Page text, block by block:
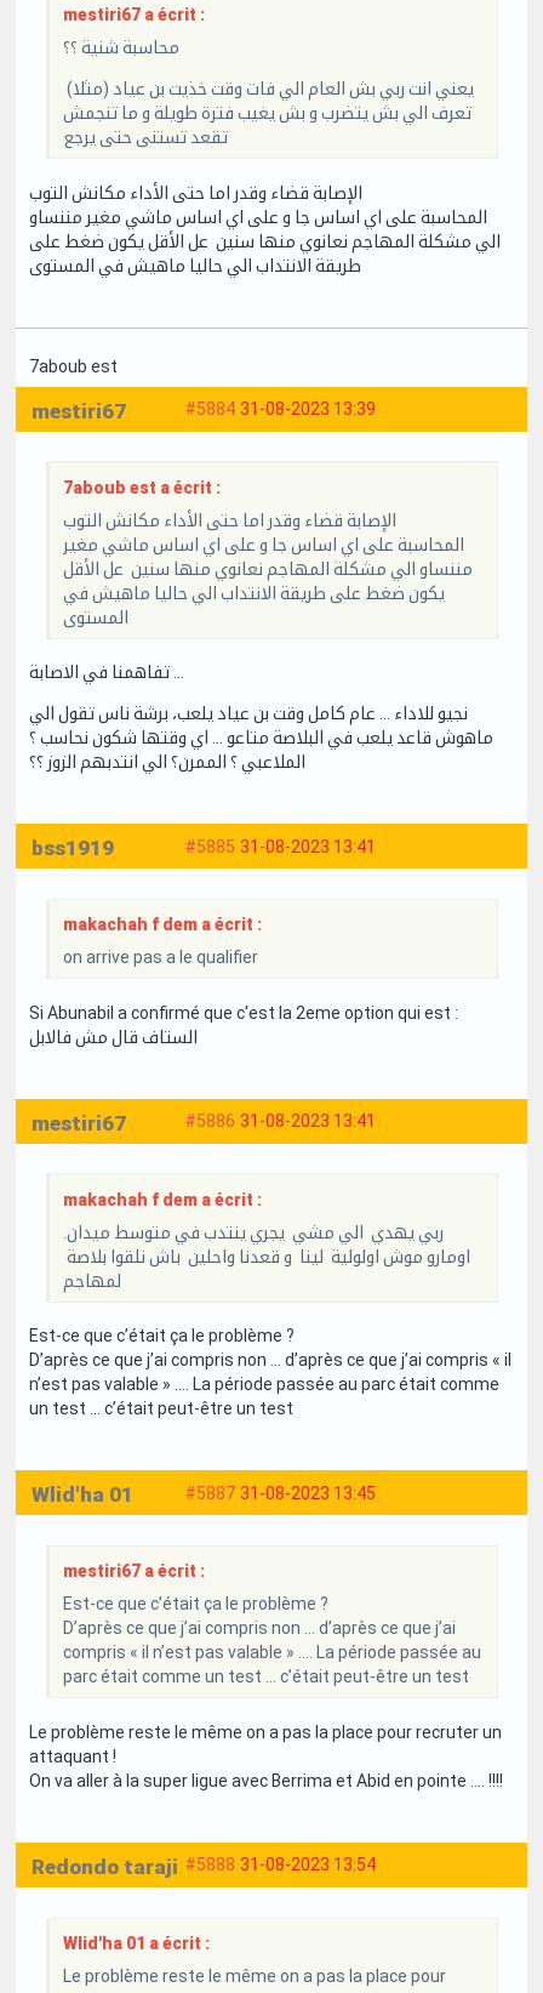
mestiri67 a écrit :
محاسبة شنية ؟؟
يعني انت ربي بش العام الي فات وقت خذيت بن عياد (مثلا)
تعرف الي بش يتضرب و بش يغيب فترة طويلة و ما تنجمش
تقعد تستنى حتى يرجع
الإصابة قضاء وقدر اما حتى الأداء مكانش التوب
المحاسبة على اي اساس جا و على اي اساس ماشي مغير مننساو
الي مشكلة المهاجم نعانوي منها سنين عل الأقل يكون ضغط على
طريقة الانتداب الي حاليا ماهيش في المستوى
7aboub est
#5884 31-08-2023 13:39
mestiri67
7aboub est a écrit :
الإصابة قضاء وقدر اما حتى الأداء مكانش التوب
المحاسبة على اي اساس جا و على اي اساس ماشي مغير
مننساو الي مشكلة المهاجم نعانوي منها سنين عل الأقل
يكون ضغط على طريقة الانتداب الي حاليا ماهيش في
المستوى
تفاهمنا في الاصابة …
نجيو للاداء … عام كامل وقت بن عياد يلعب، برشة ناس تقول الي
ماهوش قاعد يلعب في البلاصة متاعو … اي وقتها شكون نحاسب ؟
الملاعبي ؟ الممرن؟ الي انتدبهم الزوز ؟؟
#5885 31-08-2023 13:41
bss1919
makachah f dem a écrit :
on arrive pas a le qualifier
Si Abunabil a confirmé que c'est la 2eme option qui est :
الستاف قال مش فالابل
#5886 31-08-2023 13:41
mestiri67
makachah f dem a écrit :
ربي يهدي الي مشي يجري ينتدب في متوسط ميدان.
اومارو موش اولولية لينا و قعدنا واحلين باش نلقوا بلاصة
لمهاجم
Est-ce que c’était ça le problème ?
D’après ce que j’ai compris non … d’après ce que j’ai compris « il
n’est pas valable » …. La période passée au parc était comme
un test … c’était peut-être un test
#5887 31-08-2023 13:45
Wlid'ha 01
mestiri67 a écrit :
Est-ce que c’était ça le problème ?
D’après ce que j’ai compris non … d’après ce que j’ai
compris « il n’est pas valable » …. La période passée au
parc était comme un test … c’était peut-être un test
Le problème reste le même on a pas la place pour recruter un
attaquant !
On va aller à la super ligue avec Berrima et Abid en pointe .... !!!!
#5888 31-08-2023 13:54
Redondo taraji
Wlid'ha 01 a écrit :
Le problème reste le même on a pas la place pour